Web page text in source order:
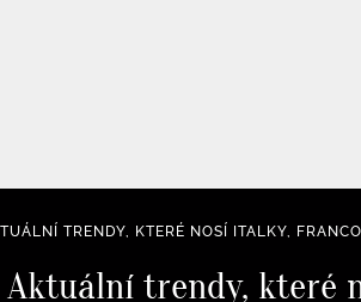
TRENDY, KTERÉ NOSÍ ITALKY,
Aktuální trendy, které